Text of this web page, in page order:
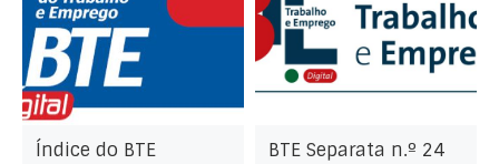
Índice do BTE
BTE Separata n.º 24